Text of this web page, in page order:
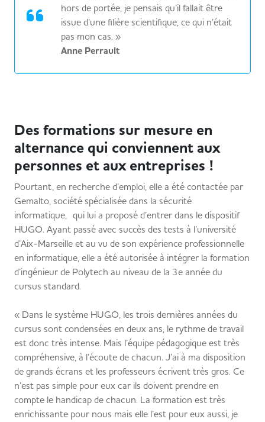
hors de portée, je pensais qu’il fallait être
issue d’une filière scientifique, ce qui n’était
pas mon cas. »
Anne Perrault
Des formations sur mesure en
alternance qui conviennent aux
personnes et aux entreprises !
Pourtant, en recherche d’emploi, elle a été contactée par
Gemalto, société spécialisée dans la sécurité
informatique, qui lui a proposé d’entrer dans le dispositif
HUGO. Ayant passé avec succès des tests à l’université
d’Aix-Marseille et au vu de son expérience professionnelle
en informatique, elle a été autorisée à intégrer la formation
d’ingénieur de Polytech au niveau de la 3e année du
cursus standard.
« Dans le système HUGO, les trois dernières années du
cursus sont condensées en deux ans, le rythme de travail
est donc très intense. Mais l’équipe pédagogique est très
compréhensive, à l’écoute de chacun. J’ai à ma disposition
de grands écrans et les professeurs écrivent très gros. Ce
n’est pas simple pour eux car ils doivent prendre en
compte le handicap de chacun. La formation est très
enrichissante pour nous mais elle l’est pour eux aussi, je